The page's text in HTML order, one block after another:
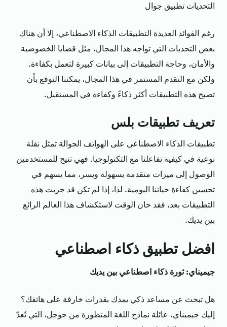
التحديات تطبيق جوال
رغم الفوائد العديدة التطبيقات الذكاء الاصطناعي، إلا أن هناك
بعض التحديات التي تواجه هذا المجال، مثل قضايا الخصوصية
والأمان، وحاجة التطبيقات إلى بيانات كبيرة لتعمل بكفاءة.
ولكن مع التقدم المستمر في هذا المجال، يمكننا التوقع بأن
تصبح هذه التطبيقات أكثر ذكاءً وكفاءة في المستقبل.
تعريف تطبيقات بلس
تطبيقات الذكاء الاصطناعي على الهواتف الجوالة تمثل نقلة
نوعية في كيفية تفاعلنا مع التكنولوجيا. فهي تتيح للمستخدمين
الوصول إلى ميزات متقدمة بسهولة ويسر، مما يسهم في
تحسين كفاءة حياتنا اليومية. لذا، إذا لم تكن قد جربت هذه
التطبيقات بعد، فقد حان الوقت لاستكشاف هذا العالم الرائع
بين يديك.
افضل تطبيق ذكاء اصطناعي
جيميناي: ثورة ذكاء اصطناعي بين يديك
هل تبحث عن مساعد ذكي يمدك بقدرات خارقة على هاتفك؟
إليك جيميناي، عائلة نماذج اللغة المتطورة من جوجل، التي تُعدّ